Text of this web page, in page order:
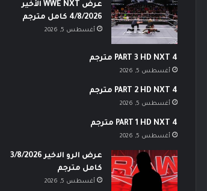
عرض WWE NXT الأخير
4/8/2026 كامل مترجم
أغسطس 5, 2026
PART 3 HD NXT 4 مترجم
أغسطس 5, 2026
PART 2 HD NXT 4 مترجم
أغسطس 5, 2026
PART 1 HD NXT 4 مترجم
أغسطس 5, 2026
عرض الرو الاخير 3/8/2026
كامل مترجم
أغسطس 5, 2026